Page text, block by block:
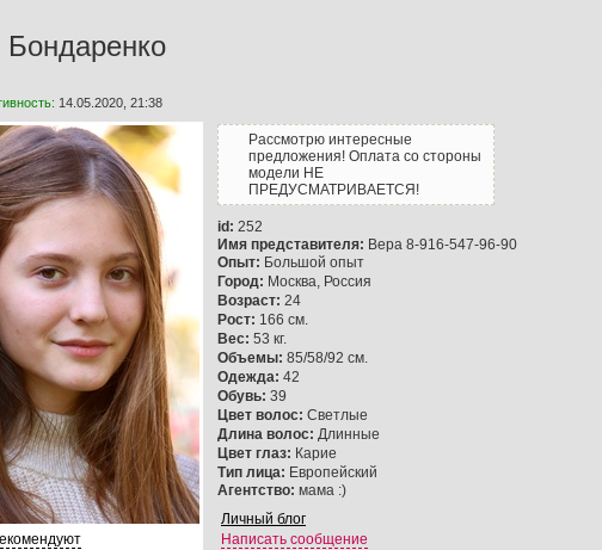
14.05.2020, 21:38
Рассмотрю интересные
предложения! Оплата со стороны
модели НЕ
ПРЕДУСМАТРИВАЕТСЯ!
id: 252
Имя представителя: Вера 8-916-547-96-90
Опыт: Большой опыт
Город: Москва, Россия
Возраст: 24
Рост: 166 см.
Вес: 53 кг.
Объемы: 85/58/92 см.
Одежда: 42
Обувь: 39
Цвет волос: Светлые
Длина волос: Длинные
Цвет глаз: Карие
Тип лица: Европейский
Агентство: мама :)
Личный блог
Написать сообщение